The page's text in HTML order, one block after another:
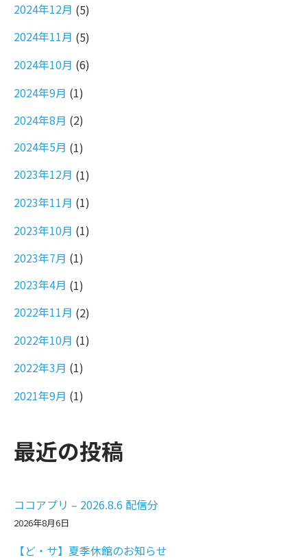
2024年12月 (5)
2024年11月 (5)
2024年10月 (6)
2024年9月 (1)
2024年8月 (2)
2024年5月 (1)
2023年12月 (1)
2023年11月 (1)
2023年10月 (1)
2023年7月 (1)
2023年4月 (1)
2022年11月 (2)
2022年10月 (1)
2022年3月 (1)
2021年9月 (1)
最近の投稿
ココアプリ – 2026.8.6 配信分
2026年8月6日
【ど・サ】夏季休館のお知らせ